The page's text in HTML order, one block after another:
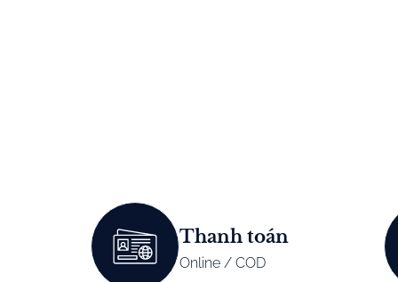
Thanh toán
Online / COD